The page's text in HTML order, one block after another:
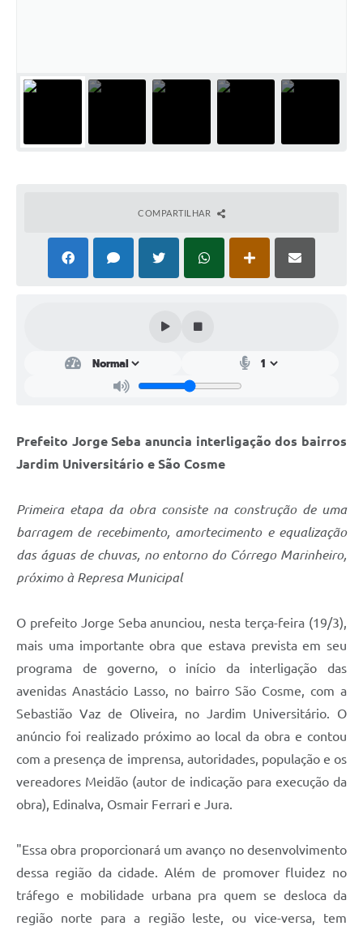
Audiências Públicas
Contato
COMPARTILHAR
Prefeito Jorge Seba anuncia interligação dos bairros
Jardim Universitário e São Cosme
Primeira etapa da obra consiste na construção de uma
barragem de recebimento, amortecimento e equalização
das águas de chuvas, no entorno do Córrego Marinheiro,
próximo à Represa Municipal
O prefeito Jorge Seba anunciou, nesta terça-feira (19/3),
mais uma importante obra que estava prevista em seu
programa de governo, o início da interligação das
avenidas Anastácio Lasso, no bairro São Cosme, com a
Sebastião Vaz de Oliveira, no Jardim Universitário. O
anúncio foi realizado próximo ao local da obra e contou
com a presença de imprensa, autoridades, população e os
vereadores Meidão (autor de indicação para execução da
obra), Edinalva, Osmair Ferrari e Jura.
"Essa obra proporcionará um avanço no desenvolvimento
dessa região da cidade. Além de promover fluidez no
tráfego e mobilidade urbana pra quem se desloca da
região norte para a região leste, ou vice-versa, tem